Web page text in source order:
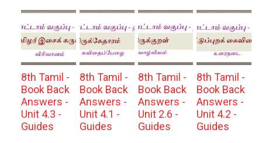
8th Tamil -
Book Back
Answers -
Unit 4.3 -
Guides
8th Tamil -
Book Back
Answers -
Unit 4.1 -
Guides
8th Tamil -
Book Back
Answers -
Unit 2.6 -
Guides
8th Tamil -
Book Back
Answers -
Unit 4.2 -
Guides